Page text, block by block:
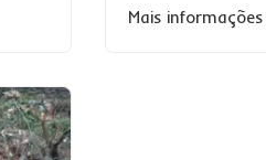
Mais informações